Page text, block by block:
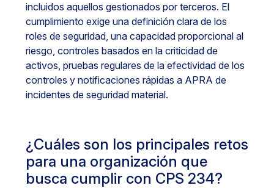
incluidos aquellos gestionados por terceros. El
cumplimiento exige una definición clara de los
roles de seguridad, una capacidad proporcional al
riesgo, controles basados en la criticidad de
activos, pruebas regulares de la efectividad de los
controles y notificaciones rápidas a APRA de
incidentes de seguridad material.
¿Cuáles son los principales retos
para una organización que
busca cumplir con CPS 234?